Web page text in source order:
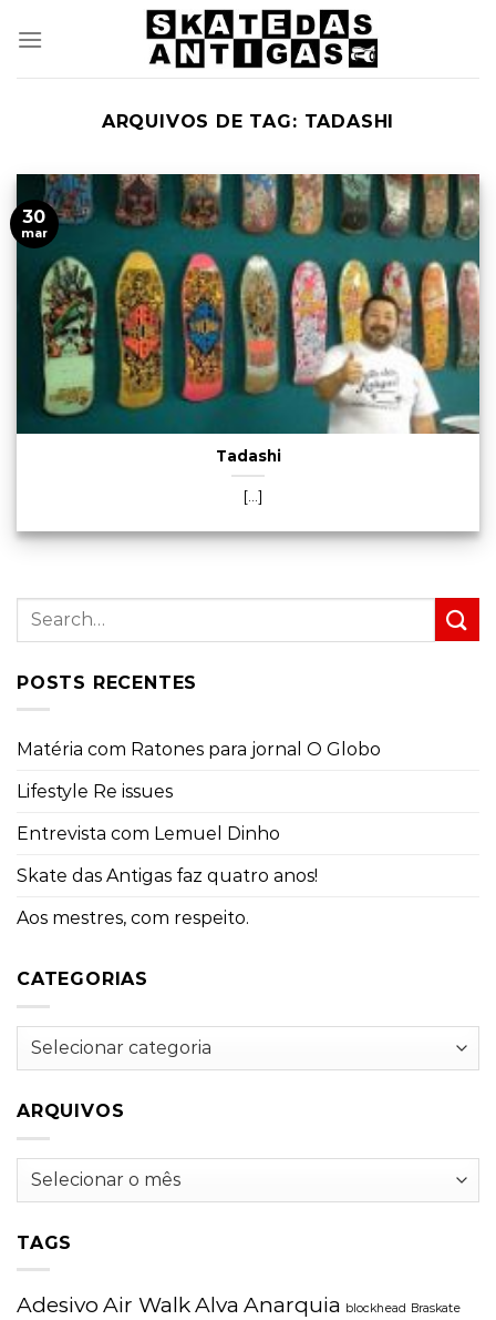
ARQUIVOS DE TAG: TADASHI
Tadashi
[...]
30
mar
POSTS RECENTES
Matéria com Ratones para jornal O Globo
Lifestyle Re issues
Entrevista com Lemuel Dinho
Skate das Antigas faz quatro anos!
Aos mestres, com respeito.
CATEGORIAS
Categorias
ARQUIVOS
Arquivos
TAGS
Adesivo Air WalkAlva Anarquia blockhead Braskate